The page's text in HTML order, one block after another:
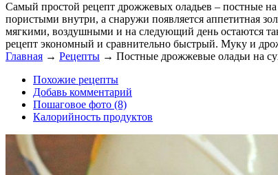
Самый простой рецепт дрожжевых оладьев – постные
пористыми внутри, а снаружи появляется аппетитная
мягкими, воздушными и на следующий день остаются
рецепт экономный и сравнительно быстрый. Муку и
Главная → Рецепты → Постные дрожжевые оладьи на
Похожие рецепты
Добавь комментарий
Пошаговое фото (8)
Калорийность продуктов